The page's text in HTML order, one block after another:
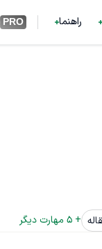
راهنما PRO
+
5 مهارت دیگر